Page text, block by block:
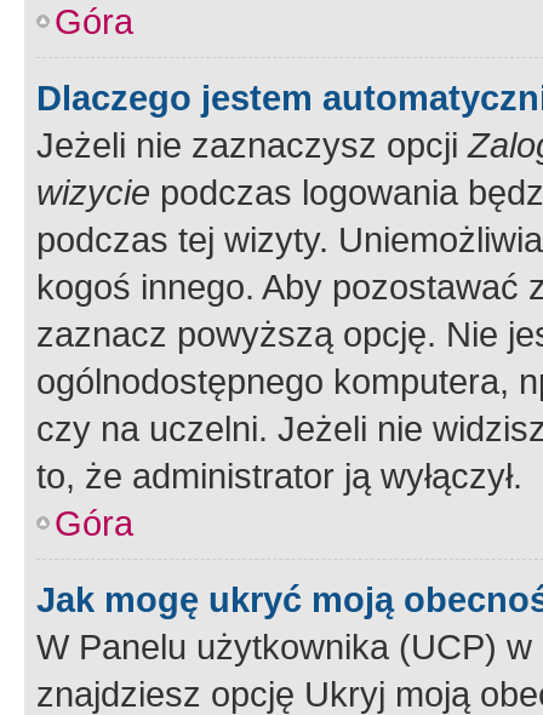
Góra
Dlaczego jestem
Jeżeli nie zaznaczysz opcji
wizycie podczas logowania
podczas tej wizyty.
kogoś innego. Aby pozostawać
zaznacz powyższą opcję. Nie
ogólnodostępnego komputera,
czy na uczelni. Jeżeli nie
to, że administrator ją wyłączył.
Góra
Jak mogę ukryć moją
W Panelu użytkownika (UCP) w
znajdziesz opcję Ukryj moją